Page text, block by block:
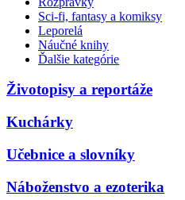
Sci-fi, fantasy a komiksy
Leporelá
Náučné knihy
Ďalšie kategórie
Životopisy a reportáže
Kuchárky
Učebnice a slovníky
Náboženstvo a ezoterika